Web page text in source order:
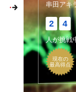
串田アキ
2 4
人が挑戦
現在の
最高得点